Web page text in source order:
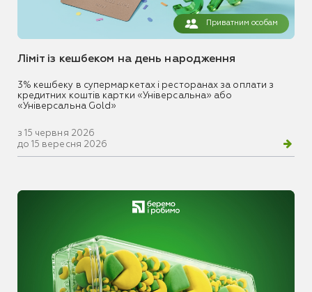
Приватним особам
Ліміт із кешбеком на день народження
3% кешбеку в супермаркетах і ресторанах за оплати з
кредитних коштів картки «Універсальна» або
«Універсальна Gold»
з 15 червня 2026
до 15 вересня 2026